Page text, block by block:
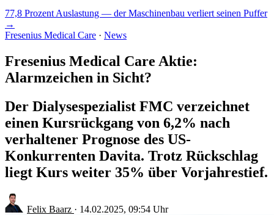
77,8 Prozent Auslastung — der Maschinenbau verliert seinen Puffer
→
Fresenius Medical Care · News
Fresenius Medical Care Aktie:
Alarmzeichen in Sicht?
Der Dialysespezialist FMC verzeichnet
einen Kursrückgang von 6,2% nach
verhaltener Prognose des US-
Konkurrenten Davita. Trotz Rückschlag
liegt Kurs weiter 35% über Vorjahrestief.
Felix Baarz · 14.02.2025, 09:54 Uhr